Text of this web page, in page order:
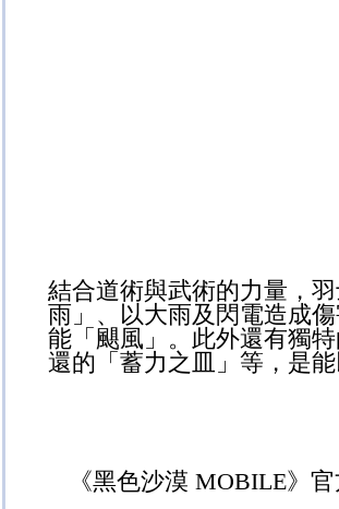
結合道術與武術的力量，
雨」、以大雨及閃電造成
能「颶風」。此外還有獨
還的「蓄力之皿」等，是
《黑色沙漠 MOBILE》